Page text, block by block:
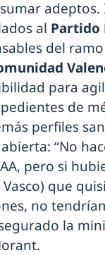
al Partido
del
para
de
perfiles
“No
pero si
que
no
la